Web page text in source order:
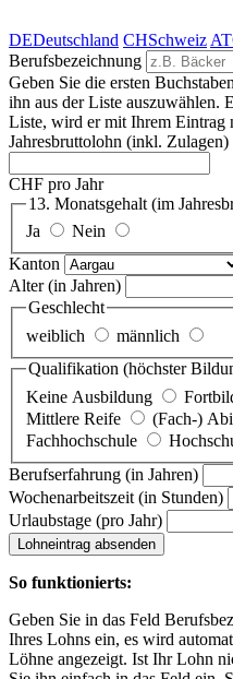
DEDeutschland CHSchweiz AT
Berufsbezeichnung
Geben Sie die ersten
ihn aus der Liste auszuwählen.
Liste, wird er mit Ihrem Eintrag
Jahresbruttolohn (inkl. Zulagen)
CHF pro Jahr
13. Monatsgehalt (im
Ja
Nein
Kanton
Alter(in Jahren)
Geschlecht
weiblich
männlich
Qualifikation (höchster
Keine Ausbildung
Mittlere Reife
(Fach-)
Fachhochschule
Berufserfahrung (in Jahren)
Wochenarbeitszeit (in Stunden)
Urlaubstage (pro Jahr)
Lohneintrag absenden
So funktionierts:
Geben Sie in das Feld
Ihres Lohns ein, es wird
Löhne angezeigt. Ist Ihr Lohn